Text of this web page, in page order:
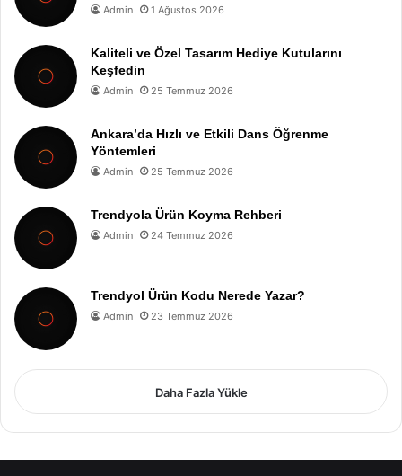
Admin 1 Ağustos 2026
Kaliteli ve Özel Tasarım Hediye Kutularını
Keşfedin
Admin 25 Temmuz 2026
Ankara’da Hızlı ve Etkili Dans Öğrenme
Yöntemleri
Admin 25 Temmuz 2026
Trendyola Ürün Koyma Rehberi
Admin 24 Temmuz 2026
Trendyol Ürün Kodu Nerede Yazar?
Admin 23 Temmuz 2026
Daha Fazla Yükle